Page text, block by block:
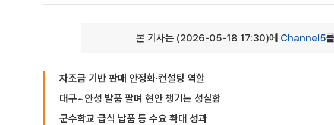
본 기사는 (2026-05-18 17:30)에 Channel5
자조금 기반 판매 안정화·컨설팅 역할
대구~안성 발품 팔며 현안 챙기는 성실함
군수학교 급식 납품 등 수요 확대 성과